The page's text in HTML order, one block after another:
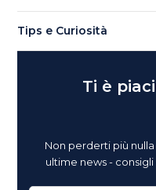
Tips e Curiosità
Ti è
Non perderti più
ultime news -